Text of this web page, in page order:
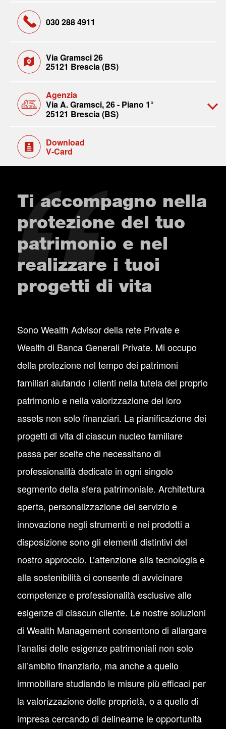
030 288 4911
Via Gramsci 26
25121 Brescia (BS)
Agenzia
Via A. Gramsci, 26 - Piano 1°
25121 Brescia (BS)
Download
V-Card
Ti accompagno nella
protezione del tuo
patrimonio e nel
realizzare i tuoi
progetti di vita
Sono Wealth Advisor della rete Private e
Wealth di Banca Generali Private. Mi occupo
della protezione nel tempo dei patrimoni
familiari aiutando i clienti nella tutela del proprio
patrimonio e nella valorizzazione dei loro
assets non solo finanziari. La pianificazione dei
progetti di vita di ciascun nucleo familiare
passa per scelte che necessitano di
professionalità dedicate in ogni singolo
segmento della sfera patrimoniale. Architettura
aperta, personalizzazione del servizio e
innovazione negli strumenti e nei prodotti a
disposizione sono gli elementi distintivi del
nostro approccio. L’attenzione alla tecnologia e
alla sostenibilità ci consente di avvicinare
competenze e professionalità esclusive alle
esigenze di ciascun cliente. Le nostre soluzioni
di Wealth Management consentono di allargare
l’analisi delle esigenze patrimoniali non solo
all’ambito finanziario, ma anche a quello
immobiliare studiando le misure più efficaci per
la valorizzazione delle proprietà, o a quello di
impresa cercando di delinearne le opportunità